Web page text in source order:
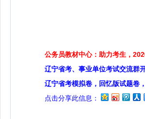
公务员教材中心：助力考生，
辽宁省考、事业单位考试交流群
辽宁省考模拟卷，回忆版试题卷
点击分享此信息：